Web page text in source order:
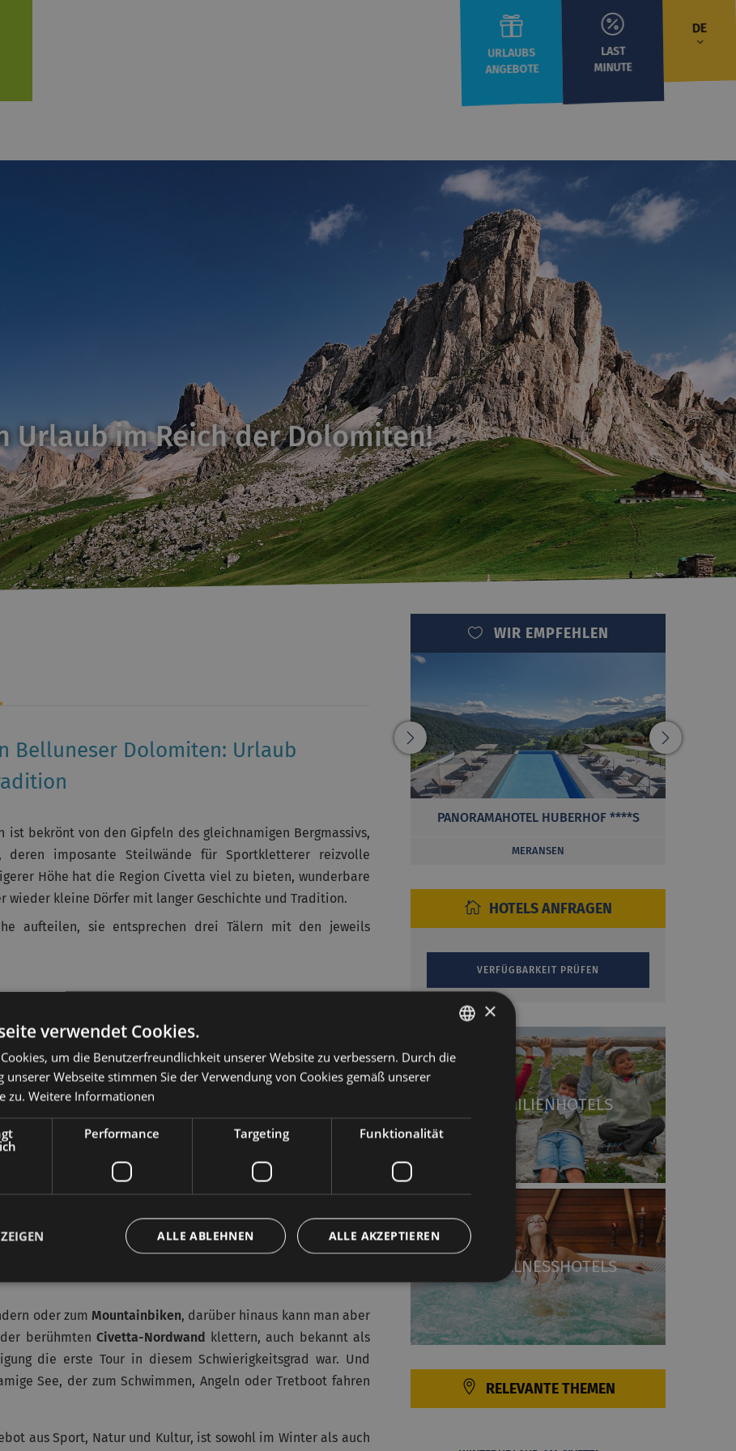
DE
URLAUBS
ANGEBOTE
LAST
MINUTE
Urlaub im Reich der Dolomiten!
WIR EMPFEHLEN
PANORAMAHOTEL HUBERHOF ****S
MERANSEN
HOTELS ANFRAGEN
FAMILIENHOTELS
WELLNESSHOTELS
RELEVANTE THEMEN
Belluneser Dolomiten: Urlaub
ist bekrönt von den Gipfeln des gleichnamigen Bergmassivs,
, deren imposante Steilwände für Sportkletterer reizvolle
Höhe hat die Region Civetta viel zu bieten, wunderbare
wieder kleine Dörfer mit langer Geschichte und Tradition.
aufteilen, sie entsprechen drei Tälern mit den jeweils
Eisens und des Eises“, denn in den Minen dieser Region
Nägel für Venedig hergestellt wurden. Viele Jahre später
aus Zoldo Alto, Forno di Zoldo und Zoppè di Cadore, das
artigianalein der ganzen Welt bekannt wurde;
Cadore, mit dem Stadtmuseum „Vittorino Cazzetta“, in dem
an einem herrlichen See gelegene Ferienort
Zoldo, Selva di Cadore und Palafavera bietet beste
Skiregion bietet neben ihren 80 km Skipisten, die
Shuttlebusse verbunden sind, auch die Möglichkeit für
Giro della Grande Guerra, eine Skitour auf den Spuren des
oder zum Mountainbiken, darüber hinaus kann man aber
berühmten Civetta-Nordwand klettern, auch bekannt als
die erste Tour in diesem Schwierigkeitsgrad war. Und
See, der zum Schwimmen, Angeln oder Tretboot fahren
aus Sport, Natur und Kultur, ist sowohl im Winter als auch
ITALIAN
×
verwendet Cookies.
um die Benutzerfreundlichkeit unserer Website zu verbessern. Durch die
unserer Webseite stimmen Sie der Verwendung von Cookies gemäß unserer
zu. Weitere Informationen
Performance Targeting Funktionalität
ALLE AKZEPTIEREN
ALLE ABLEHNEN